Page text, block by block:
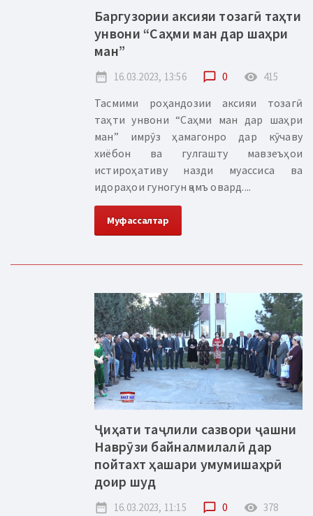
Баргузории аксияи тозагӣ таҳти
унвони “Саҳми ман дар шаҳри
ман”
date_range 16.03.2023, 13:56 chat_bubble_outline 0 remove_red_eye 415
Тасмими роҳандозии аксияи тозагӣ
таҳти унвони “Саҳми ман дар шаҳри
ман” имрӯз ҳамагонро дар кӯчаву
хиёбон ва гулгашту мавзеъҳои
истироҳативу назди муассиса ва
идораҳои гуногун ҷамъ овард....
Муфассалтар
Ҷиҳати таҷлили сазвори ҷашни
Наврӯзи байналмилалӣ дар
пойтахт ҳашари умумишаҳрӣ
доир шуд
date_range 16.03.2023, 11:15 chat_bubble_outline 0 remove_red_eye 378